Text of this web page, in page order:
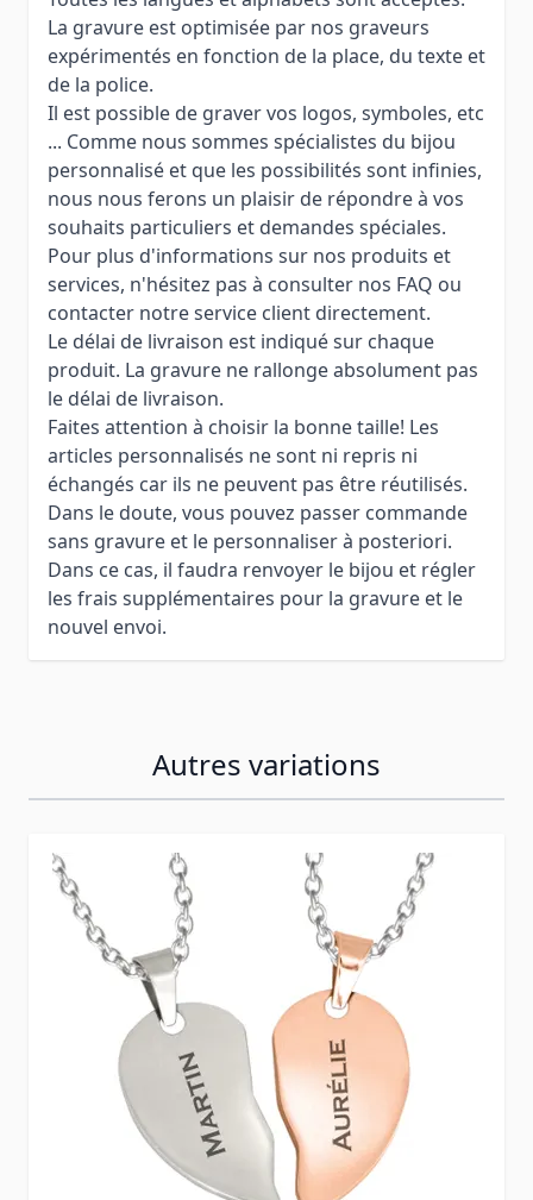
La gravure est optimisée par nos graveurs
expérimentés en fonction de la place, du texte et
de la police.
Il est possible de graver vos logos, symboles, etc
... Comme nous sommes spécialistes du bijou
personnalisé et que les possibilités sont infinies,
nous nous ferons un plaisir de répondre à vos
souhaits particuliers et demandes spéciales.
Pour plus d'informations sur nos produits et
services, n'hésitez pas à consulter nos FAQ ou
contacter notre service client directement.
Le délai de livraison est indiqué sur chaque
produit. La gravure ne rallonge absolument pas
le délai de livraison.
Faites attention à choisir la bonne taille! Les
articles personnalisés ne sont ni repris ni
échangés car ils ne peuvent pas être réutilisés.
Dans le doute, vous pouvez passer commande
sans gravure et le personnaliser à posteriori.
Dans ce cas, il faudra renvoyer le bijou et régler
les frais supplémentaires pour la gravure et le
nouvel envoi.
Autres variations